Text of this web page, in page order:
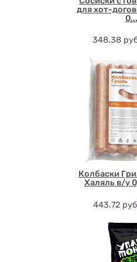
для хот-
0...
Цена
348.38
Колбаски
Халяль в/у
Цена
443.72